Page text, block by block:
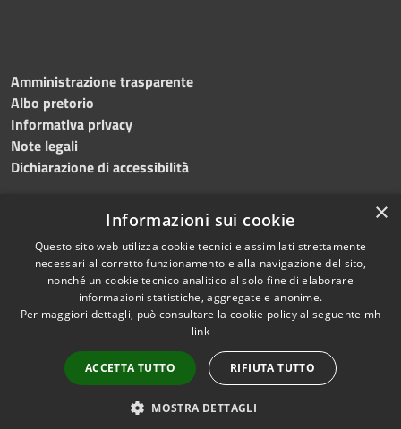
Amministrazione trasparente
Albo pretorio
Informativa privacy
Note legali
Dichiarazione di accessibilità
Accessibilità
Mappa del sito
Copyright © 2026 • Comune di
Salemi • Powered by
redazione
×
Informazioni sui cookie
Questo sito web utilizza cookie tecnici e assimilati strettamente
necessari al corretto funzionamento e alla navigazione del sito,
nonché un cookie tecnico analitico al solo fine di elaborare
informazioni statistiche, aggregate e anonime.
Per maggiori dettagli, può consultare la cookie policy al seguente mh
link
ACCETTA TUTTO RIFIUTA TUTTO
MOSTRA DETTAGLI